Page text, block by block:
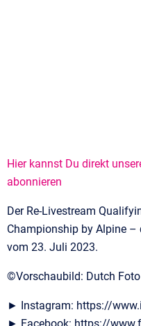
Hier kannst Du direkt
abonnieren
Der Re-Livestream
Championship by Alpine –
vom 23. Juli 2023.
©Vorschaubild: Dutch
► Instagram: https://